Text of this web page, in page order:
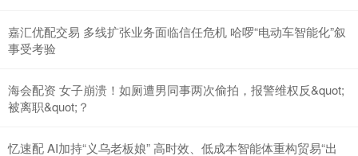
嘉汇优配交易 多线扩张业务面临信任危机 哈啰“电动车智能化”叙
事受考验
海会配资 女子崩溃！如厕遭男同事两次偷拍，报警维权反&quot;
被离职&quot;？
忆速配 AI加持“义乌老板娘” 高时效、低成本智能体重构贸易“出